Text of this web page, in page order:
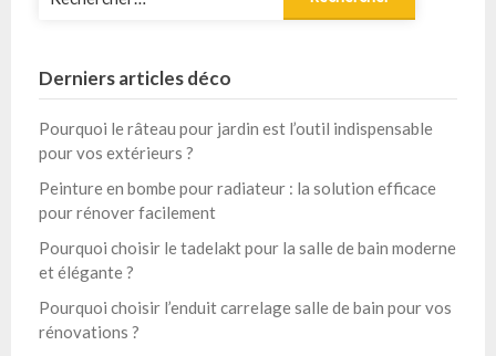
Derniers articles déco
Pourquoi le râteau pour jardin est l’outil indispensable
pour vos extérieurs ?
Peinture en bombe pour radiateur : la solution efficace
pour rénover facilement
Pourquoi choisir le tadelakt pour la salle de bain moderne
et élégante ?
Pourquoi choisir l’enduit carrelage salle de bain pour vos
rénovations ?